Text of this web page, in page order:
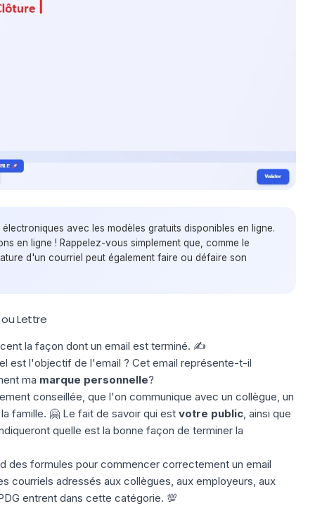
électroniques avec les modèles gratuits disponibles en ligne.
en ligne ! Rappelez-vous simplement que, comme le
d'un courriel peut également faire ou défaire son
Lettre
la façon dont un email est terminé. ✍️
est l'objectif de l'email ? Cet email représente-t-il
ma marque personnelle?
conseillée, que l'on communique avec un collègue, un
famille. 🤗 Le fait de savoir qui est votre public, ainsi que
quelle est la bonne façon de terminer la
des formules pour commencer correctement un email
courriels adressés aux collègues, aux employeurs, aux
entrent dans cette catégorie. 💯